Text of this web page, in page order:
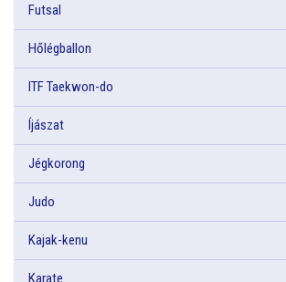
Futsal
Hőlégballon
ITF Taekwon-do
Íjászat
Jégkorong
Judo
Kajak-kenu
Karate